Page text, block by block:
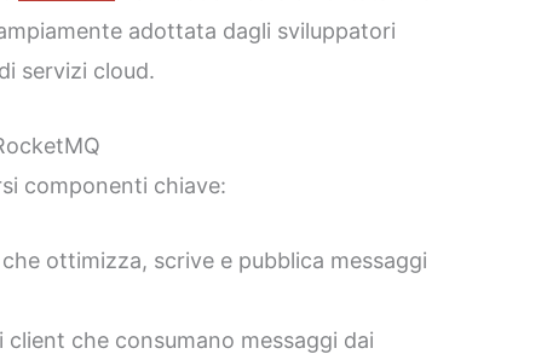
adottata dagli sviluppatori
servizi cloud.
componenti chiave:
ottimizza, scrive e pubblica messaggi
client che consumano messaggi dai